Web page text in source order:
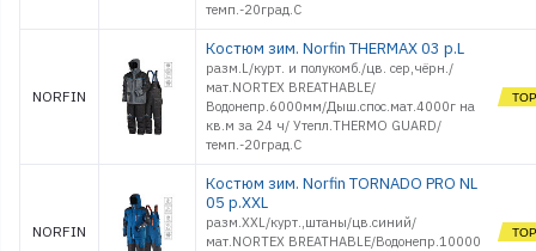
темп.-20град.С
NORFIN
Костюм зим. Norfin THERMAX 03 р.L
разм.L/курт. и полукомб./цв. сер,чёрн./
мат.NORTEX BREATHABLE/
Водонепр.6000мм/Дыш.спос.мат.4000г на
кв.м за 24 ч/ Утепл.THERMO GUARD/
темп.-20град.С
NORFIN
Костюм зим. Norfin TORNADO PRO NL
05 р.XXL
разм.XXL/курт.,штаны/цв.синий/
мат.NORTEX BREATHABLE/Водонепр.10000